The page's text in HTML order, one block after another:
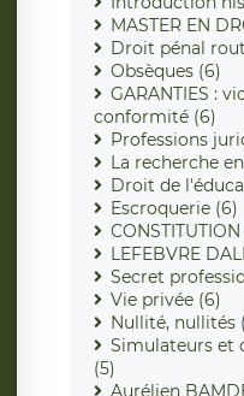
MASTER EN
Droit pénal
Obsèques (6)
GARANTIES :
conformité (6)
Professions
La recherche
Droit de
Escroquerie (6)
LEFEBVRE
Secret
Vie privée (6)
Nullité, nullités
Simulateurs et
(5)
Aurélien